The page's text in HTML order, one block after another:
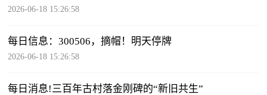
2026-06-18 15:26:58
每日信息：300506，摘帽！明天停牌
2026-06-18 15:26:58
每日消息!三百年古村落金刚碑的“新旧共生”